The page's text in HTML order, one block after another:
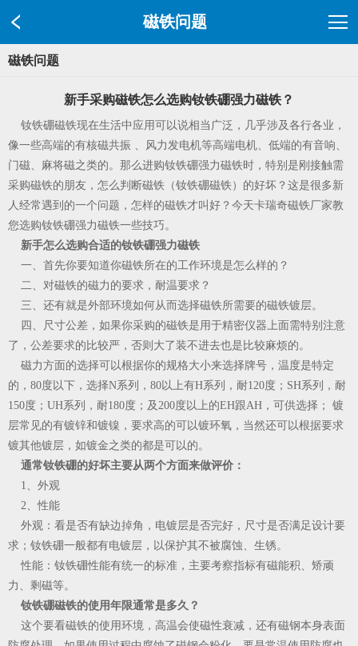
磁铁问题
磁铁问题
新手采购磁铁怎么选购钕铁硼强力磁铁？
钕铁硼磁铁现在生活中应用可以说相当广泛，几乎涉及各行各业，
像一些高端的有核磁共振 、风力发电机等高端电机、低端的有音响、
门磁、麻将磁之类的。那么进购钕铁硼强力磁铁时，特别是刚接触需
采购磁铁的朋友，怎么判断磁铁（钕铁硼磁铁）的好坏？这是很多新
人经常遇到的一个问题，怎样的磁铁才叫好？今天卡瑞奇磁铁厂家教
您选购钕铁硼强力磁铁一些技巧。
新手怎么选购合适的钕铁硼强力磁铁
一、首先你要知道你磁铁所在的工作环境是怎么样的？
二、对磁铁的磁力的要求，耐温要求？
三、还有就是外部环境如何从而选择磁铁所需要的磁铁镀层。
四、尺寸公差，如果你采购的磁铁是用于精密仪器上面需特别注意
了，公差要求的比较严，否则大了装不进去也是比较麻烦的。
磁力方面的选择可以根据你的规格大小来选择牌号，温度是特定
的，80度以下，选择N系列，80以上有H系列，耐120度；SH系列，耐
150度；UH系列，耐180度；及200度以上的EH跟AH，可供选择； 镀
层常见的有镀锌和镀镍，要求高的可以镀环氧，当然还可以根据要求
镀其他镀层，如镀金之类的都是可以的。
通常钕铁硼的好坏主要从两个方面来做评价：
1、外观
2、性能
外观：看是否有缺边掉角，电镀层是否完好，尺寸是否满足设计要
求；钕铁硼一般都有电镀层，以保护其不被腐蚀、生锈。
性能：钕铁硼性能有统一的标准，主要考察指标有磁能积、矫顽
力、剩磁等。
钕铁硼磁铁的使用年限通常是多久？
这个要看磁铁的使用环境，高温会使磁性衰减，还有磁钢本身表面